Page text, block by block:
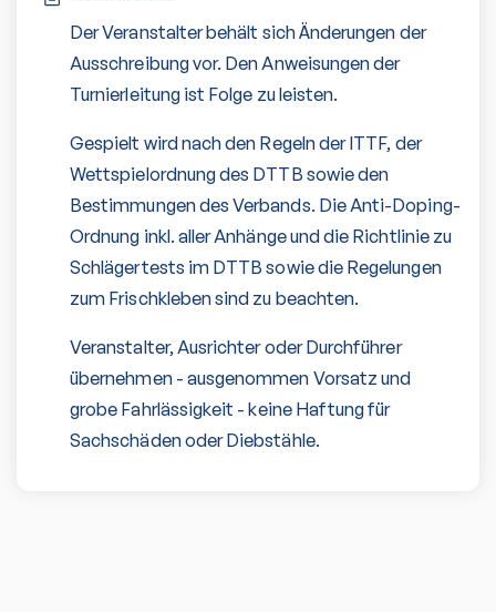
Der Veranstalter behält sich Änderungen der
Ausschreibung vor. Den Anweisungen der
Turnierleitung ist Folge zu leisten.
Gespielt wird nach den Regeln der ITTF, der
Wettspielordnung des DTTB sowie den
Bestimmungen des Verbands. Die Anti-Doping-
Ordnung inkl. aller Anhänge und die Richtlinie zu
Schlägertests im DTTB sowie die Regelungen
zum Frischkleben sind zu beachten.
Veranstalter, Ausrichter oder Durchführer
übernehmen - ausgenommen Vorsatz und
grobe Fahrlässigkeit - keine Haftung für
Sachschäden oder Diebstähle.